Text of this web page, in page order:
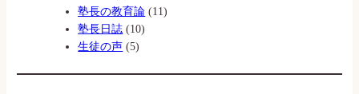
塾長の教育論 (11)
塾長日誌 (10)
生徒の声 (5)